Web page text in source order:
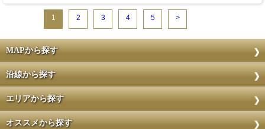
1 2 3 4 5 >
MAPから探す
沿線から探す
エリアから探す
オススメから探す